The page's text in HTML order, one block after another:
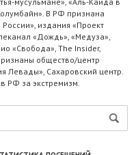
В РФ признана
издания «Проект
«Дождь», «Медуза»,
«Свобода», The Insider,
общество/центр
Левады», Сахаровский центр.
РФ за экстремизм.